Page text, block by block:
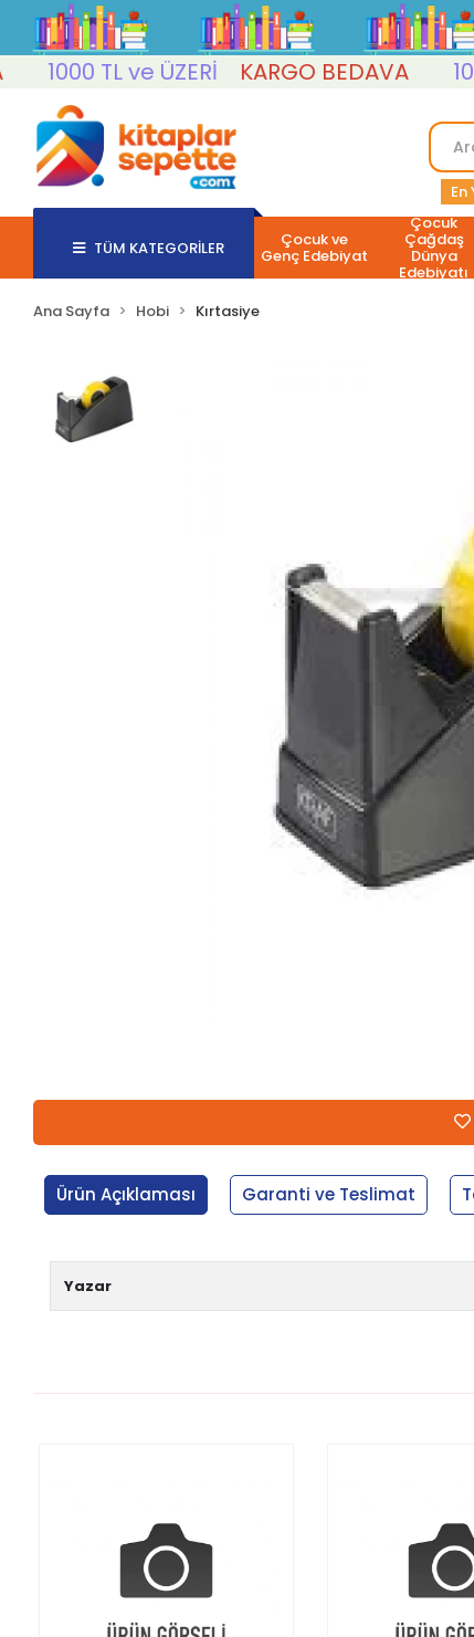
1000 TL ve ÜZERİ
KARGO BEDAVA 1000
En
TÜM KATEGORİLER Çocuk ve
Genç Edebiyat
Çocuk
Çağdaş
Dünya
Edebiyatı
Ana Sayfa Hobi Kırtasiye
Ürün Açıklaması Garanti ve Teslimat
Yazar